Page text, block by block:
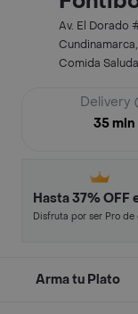
Av. El Dorado
Comida
Delivery
35 min
Hasta 37% OFF
Disfruta por ser Pro de
Arma tu Plato